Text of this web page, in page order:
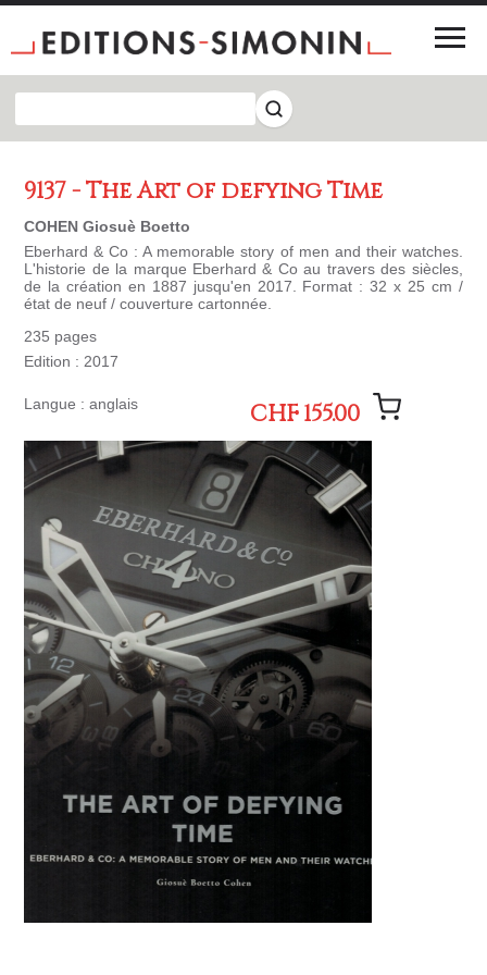
9137 - The Art of defying Time
COHEN Giosuè Boetto
Eberhard & Co : A memorable story of men and their watches.
L'historie de la marque Eberhard & Co au travers des siècles,
de la création en 1887 jusqu'en 2017. Format : 32 x 25 cm /
état de neuf / couverture cartonnée.
235 pages
Edition : 2017
Langue : anglais CHF 155.00